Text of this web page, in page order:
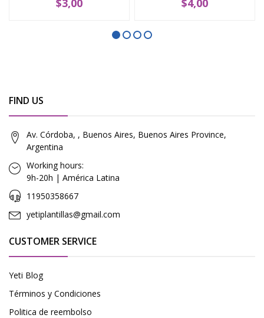
FIND US
Av. Córdoba, , Buenos Aires, Buenos Aires Province,
Argentina
Working hours:
9h-20h | América Latina
11950358667
yetiplantillas@gmail.com
CUSTOMER SERVICE
Yeti Blog
Términos y Condiciones
Politica de reembolso